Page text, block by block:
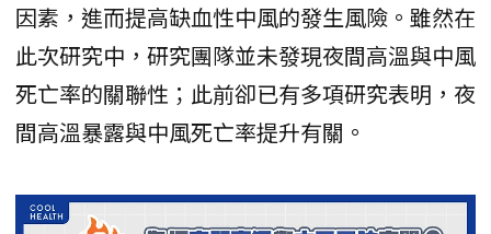
因素，進而提高缺血性中風的發生風險。雖然在
此次研究中，研究團隊並未發現夜間高溫與中風
死亡率的關聯性；此前卻已有多項研究表明，夜
間高溫暴露與中風死亡率提升有關。